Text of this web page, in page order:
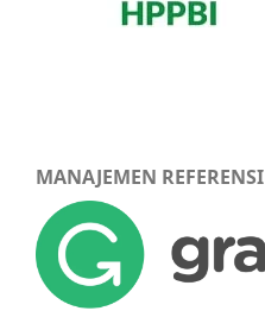
MANAJEMEN REFERENSI